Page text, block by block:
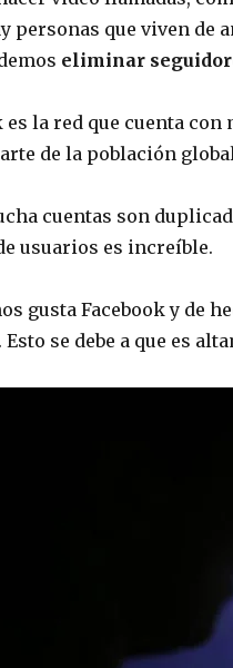
personas que viven de
eliminar
es la red que cuenta
de la población
cuentas son
usuarios es increíble.
gusta Facebook y de
Esto se debe a que es